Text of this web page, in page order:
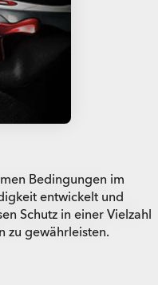
Bedingungen im
entwickelt und
Schutz in einer Vielzahl
zu gewährleisten.